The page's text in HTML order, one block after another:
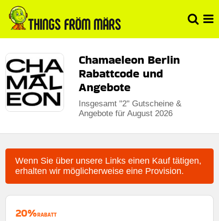
Chamaeleon Berlin
Rabattcode und
Angebote
Insgesamt "2" Gutscheine &
Angebote für August 2026
Wenn Sie über unsere Links einen Kauf tätigen,
erhalten wir möglicherweise eine Provision.
20%RABATT